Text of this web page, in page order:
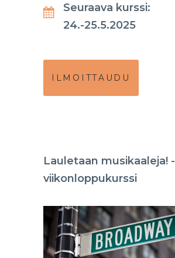
Seuraava kurssi:
24.-25.5.2025
ILMOITTAUDU
Lauletaan musikaaleja! -
viikonloppukurssi